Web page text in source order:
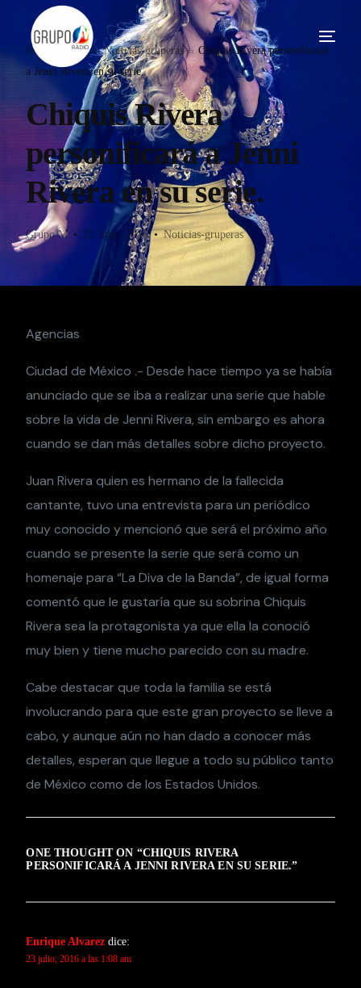
Home Blog Noticias-gruperas
Chiquis Rivera personificará
a Jenni Rivera en su serie.
Chiquis Rivera
personificará a Jenni
Rivera en su serie.
Grupo M 22 Julio, 2016 Noticias-gruperas
Agencias
Ciudad de México .- Desde hace tiempo ya se había
anunciado que se iba a realizar una serie que hable
sobre la vida de Jenni Rivera, sin embargo es ahora
cuando se dan más detalles sobre dicho proyecto.
Juan Rivera quien es hermano de la fallecida
cantante, tuvo una entrevista para un periódico
muy conocido y mencionó que será el próximo año
cuando se presente la serie que será como un
homenaje para “La Diva de la Banda”, de igual forma
comentó que le gustaría que su sobrina Chiquis
Rivera sea la protagonista ya que ella la conoció
muy bien y tiene mucho parecido con su madre.
Cabe destacar que toda la familia se está
involucrando para que este gran proyecto se lleve a
cabo, y aunque aún no han dado a conocer más
detalles, esperan que llegue a todo su público tanto
de México como de los Estados Unidos.
ONE THOUGHT ON “CHIQUIS RIVERA
PERSONIFICARÁ A JENNI RIVERA EN SU SERIE.”
Enrique Alvarez dice:
23 julio, 2016 a las 1:08 am